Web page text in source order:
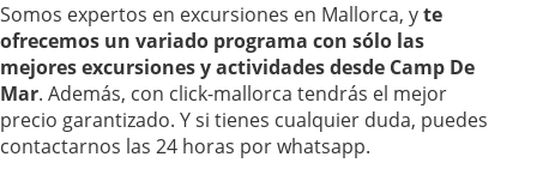
Somos expertos en excursiones en Mallorca, yte
ofrecemos un variado programa con sólo las
mejores excursiones y actividades desde Camp De
Mar. Además, con click-mallorca tendrás el mejor
precio garantizado. Y si tienes cualquier duda, puedes
contactarnos las 24 horas por whatsapp.